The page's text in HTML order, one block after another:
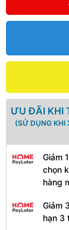
ƯU ĐÃI KHI
(SỬ DỤNG KHI
Giảm
chọn
hàng
Giảm
hạn 3